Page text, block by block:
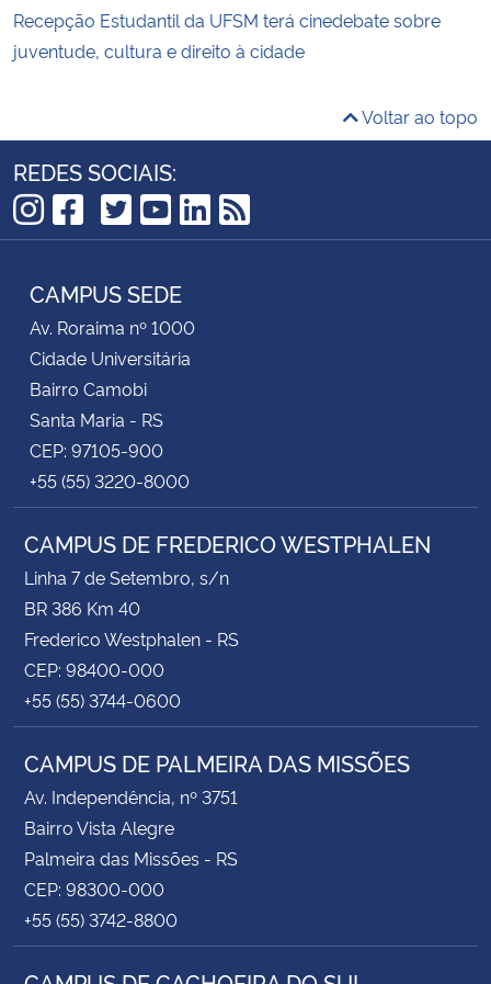
Recepção Estudantil da UFSM terá cinedebate sobre
juventude, cultura e direito à cidade
Voltar ao topo
REDES SOCIAIS:
Instagram
Facebook
TikTok
Twitter
YouTube
LinkedIn
RSS
CAMPUS SEDE
Av. Roraima nº 1000
Cidade Universitária
Bairro Camobi
Santa Maria - RS
CEP: 97105-900
+55 (55) 3220-8000
CAMPUS DE FREDERICO WESTPHALEN
Linha 7 de Setembro, s/n
BR 386 Km 40
Frederico Westphalen - RS
CEP: 98400-000
+55 (55) 3744-0600
CAMPUS DE PALMEIRA DAS MISSÕES
Av. Independência, nº 3751
Bairro Vista Alegre
Palmeira das Missões - RS
CEP: 98300-000
+55 (55) 3742-8800